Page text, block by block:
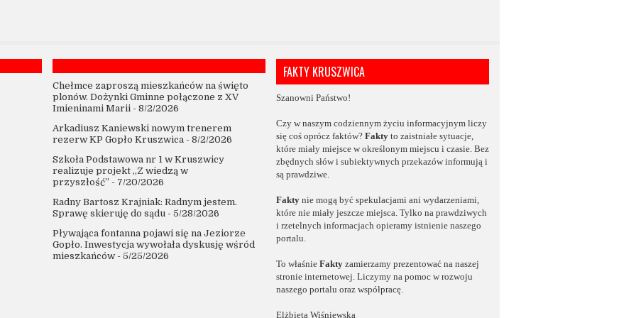
Chełmce zaproszą mieszkańców na święto
plonów. Dożynki Gminne połączone z XV
Imieninami Marii - 8/2/2026
Arkadiusz Kaniewski nowym trenerem
rezerw KP Gopło Kruszwica - 8/2/2026
Szkoła Podstawowa nr 1 w Kruszwicy
realizuje projekt „Z wiedzą w
przyszłość” - 7/20/2026
Radny Bartosz Krajniak: Radnym jestem.
Sprawę skieruję do sądu - 5/28/2026
Pływająca fontanna pojawi się na Jeziorze
Gopło. Inwestycja wywołała dyskusję wśród
mieszkańców - 5/25/2026
FAKTY KRUSZWICA
Szanowni Państwo!
Czy w naszym codziennym życiu informacyjnym liczy
się coś oprócz faktów? Fakty to zaistniałe sytuacje,
które miały miejsce w określonym miejscu i czasie. Bez
zbędnych słów i subiektywnych przekazów informują i
są prawdziwe.
Fakty nie mogą być spekulacjami ani wydarzeniami,
które nie miały jeszcze miejsca. Tylko na prawdziwych
i rzetelnych informacjach opieramy istnienie naszego
portalu.
To właśnie Fakty zamierzamy prezentować na naszej
stronie internetowej. Liczymy na pomoc w rozwoju
naszego portalu oraz współpracę.
Elżbieta Wiśniewska